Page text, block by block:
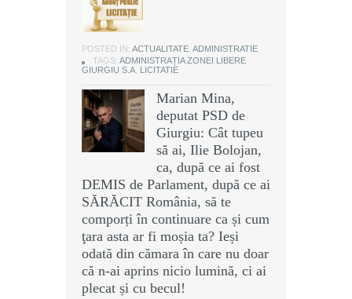
POSTED IN: ACTUALITATE ADMINISTRATIE
TAGS: ADMINISTRAȚIA ZONEI LIBERE
GIURGIU S.A LICITATIE
Marian Mina,
deputat PSD de
Giurgiu: Cât tupeu
să ai, Ilie Bolojan,
ca, după ce ai fost
DEMIS de Parlament, după ce ai
SĂRĂCIT România, să te
comporți în continuare ca și cum
ţara asta ar fi moșia ta? Ieși
odată din cămara în care nu doar
că n-ai aprins nicio lumină, ci ai
plecat și cu becul!